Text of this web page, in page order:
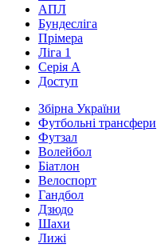
АПЛ
Бундесліга
Прімера
Ліга 1
Серія А
Доступ
Збірна України
Футбольні трансфери
Футзал
Волейбол
Біатлон
Велоспорт
Гандбол
Дзюдо
Шахи
Лижі